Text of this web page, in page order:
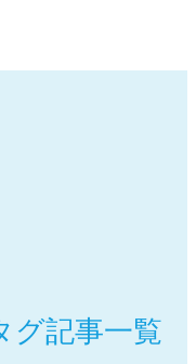
グ記事一覧